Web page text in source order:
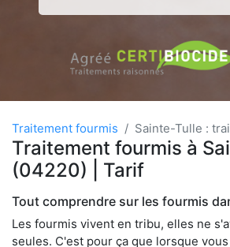
Traitement fourmis Sainte-Tulle :
Traitement fourmis à
(04220) | Tarif
Tout comprendre sur les fourmis
Les fourmis vivent en tribu, elles ne
seules. C'est pour ça que lorsque